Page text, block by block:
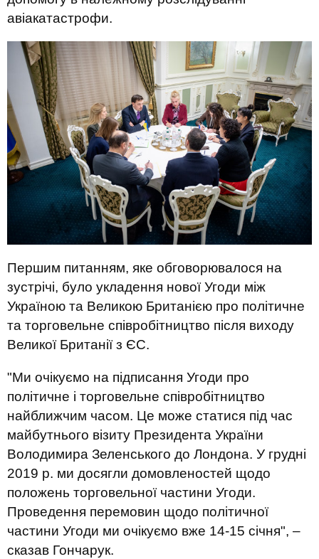
авіакатастрофи.
Першим питанням, яке обговорювалося на
зустрічі, було укладення нової Угоди між
Україною та Великою Британією про політичне
та торговельне співробітництво після виходу
Великої Британії з ЄС.
"Ми очікуємо на підписання Угоди про
політичне і торговельне співробітництво
найближчим часом. Це може статися під час
майбутнього візиту Президента України
Володимира Зеленського до Лондона. У грудні
2019 р. ми досягли домовленостей щодо
положень торговельної частини Угоди.
Проведення перемовин щодо політичної
частини Угоди ми очікуємо вже 14-15 січня", –
сказав Гончарук.